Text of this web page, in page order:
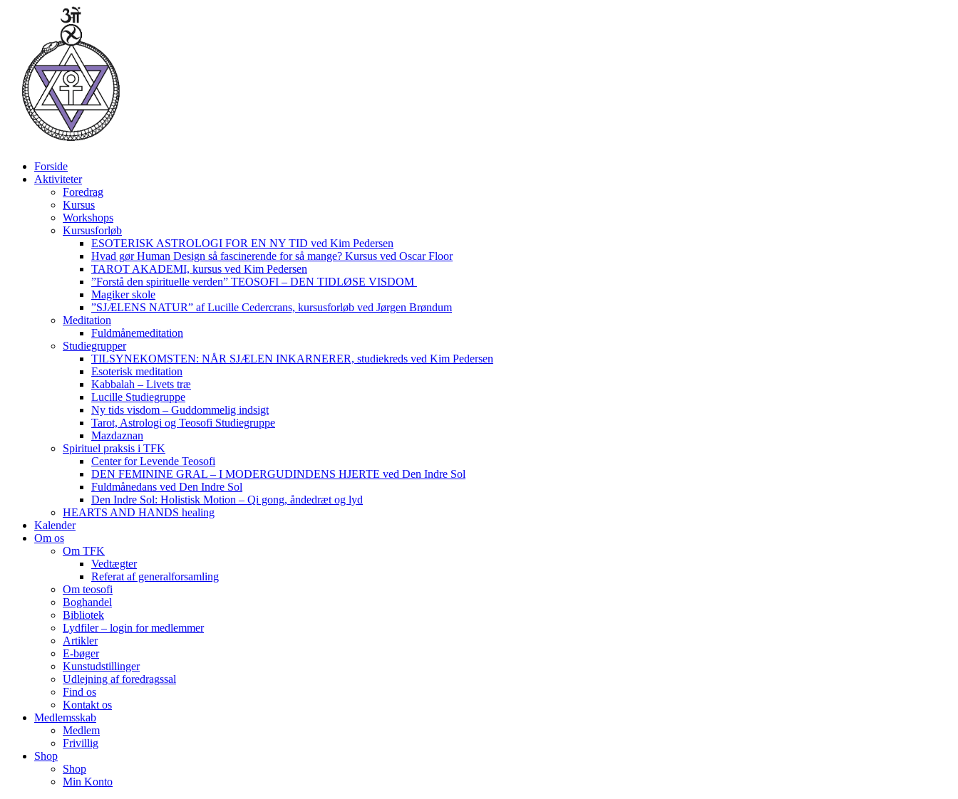
Forside
Aktiviteter
Foredrag
Kursus
Workshops
Kursusforløb
ESOTERISK ASTROLOGI FOR EN NY TID ved Kim Pedersen
Hvad gør Human Design så fascinerende for så mange? Kursus ved Oscar Floor
TAROT AKADEMI, kursus ved Kim Pedersen
”Forstå den spirituelle verden” TEOSOFI – DEN TIDLØSE VISDOM
Magiker skole
”SJÆLENS NATUR” af Lucille Cedercrans, kursusforløb ved Jørgen Brøndum
Meditation
Fuldmånemeditation
Studiegrupper
TILSYNEKOMSTEN: NÅR SJÆLEN INKARNERER, studiekreds ved Kim Pedersen
Esoterisk meditation
Kabbalah – Livets træ
Lucille Studiegruppe
Ny tids visdom – Guddommelig indsigt
Tarot, Astrologi og Teosofi Studiegruppe
Mazdaznan
Spirituel praksis i TFK
Center for Levende Teosofi
DEN FEMININE GRAL – I MODERGUDINDENS HJERTE ved Den Indre Sol
Fuldmånedans ved Den Indre Sol
Den Indre Sol: Holistisk Motion – Qi gong, åndedræt og lyd
HEARTS AND HANDS healing
Kalender
Om os
Om TFK
Vedtægter
Referat af generalforsamling
Om teosofi
Boghandel
Bibliotek
Lydfiler – login for medlemmer
Artikler
E-bøger
Kunstudstillinger
Udlejning af foredragssal
Find os
Kontakt os
Medlemsskab
Medlem
Frivillig
Shop
Shop
Min Konto